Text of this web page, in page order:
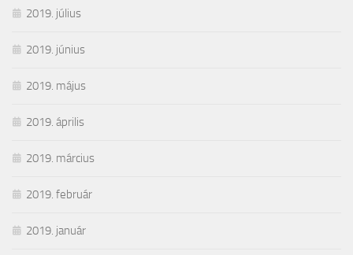
2019. július
2019. június
2019. május
2019. április
2019. március
2019. február
2019. január